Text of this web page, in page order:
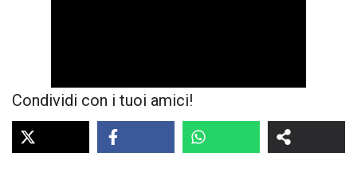
Condividi con i tuoi amici!